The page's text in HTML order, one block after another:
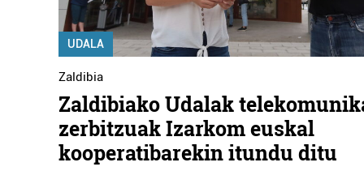
UDALA
Zaldibia
Zaldibiako Udalak
zerbitzuak Izarkom euskal
kooperatibarekin itundu ditu